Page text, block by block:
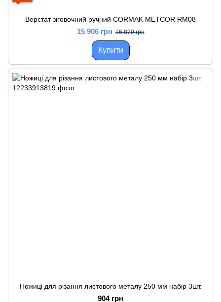
Верстат зіговочний ручний CORMAK METCOR RM08
15 906 грн 16 870 грн
Купити
Ножиці для різання листового металу 250 мм набір 3шт.
904 грн